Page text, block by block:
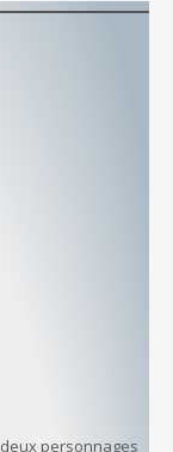
personnages